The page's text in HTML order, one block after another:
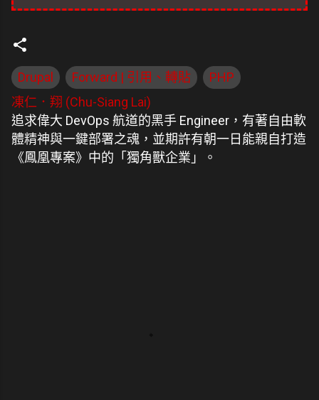
Drupal Forward | 引用、轉貼
PHP
凍仁．翔 (Chu-Siang Lai)
追求偉大 DevOps 航道的黑手 Engineer，有著自由軟
體精神與一鍵部署之魂，並期許有朝一日能親自打造
《鳳凰專案》中的「獨角獸企業」。